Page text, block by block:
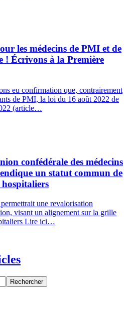
les médecins de PMI et de
! Écrivons à la Première
eu confirmation que, contrairement
de PMI, la loi du 16 août 2022 de
(article…
confédérale des médecins
un statut commun de
hospitaliers
une revalorisation
visant un alignement sur la grille
Lire ici…
Rechercher